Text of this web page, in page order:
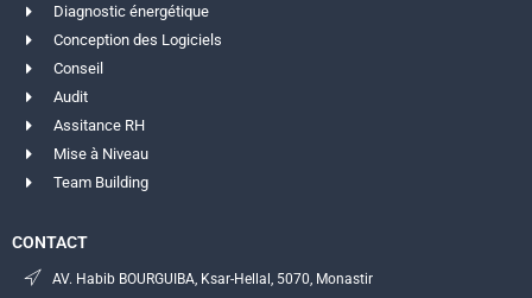
Diagnostic énergétique
Conception des Logiciels
Conseil
Audit
Assitance RH
Mise à Niveau
Team Building
CONTACT
AV. Habib BOURGUIBA, Ksar-Hellal, 5070, Monastir